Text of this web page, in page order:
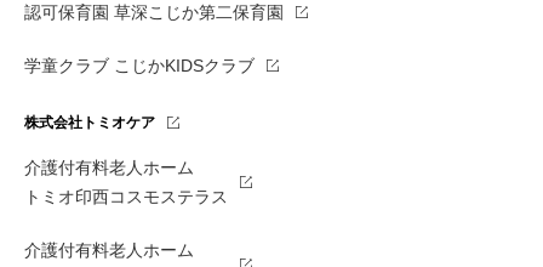
認可保育園 草深こじか第二保育園
学童クラブ こじかKIDSクラブ
株式会社トミオケア
介護付有料老人ホーム
トミオ印西コスモステラス
介護付有料老人ホーム